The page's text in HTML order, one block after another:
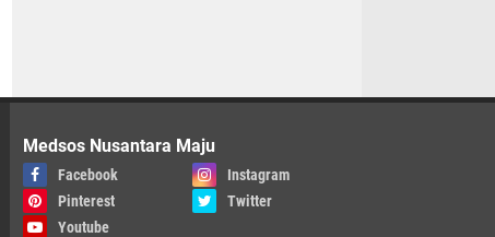
Medsos Nusantara Maju
Facebook
Instagram
Pinterest
Twitter
Youtube